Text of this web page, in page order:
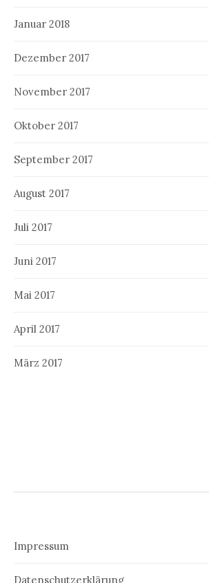
Januar 2018
Dezember 2017
November 2017
Oktober 2017
September 2017
August 2017
Juli 2017
Juni 2017
Mai 2017
April 2017
März 2017
Impressum
Datenschutzerklärung